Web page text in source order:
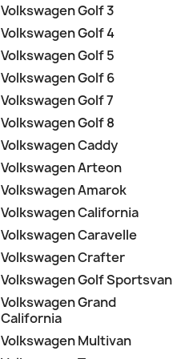
Volkswagen Golf 3
Volkswagen Golf 4
Volkswagen Golf 5
Volkswagen Golf 6
Volkswagen Golf 7
Volkswagen Golf 8
Volkswagen Caddy
Volkswagen Arteon
Volkswagen Amarok
Volkswagen California
Volkswagen Caravelle
Volkswagen Crafter
Volkswagen Golf Sportsvan
Volkswagen Grand
California
Volkswagen Multivan